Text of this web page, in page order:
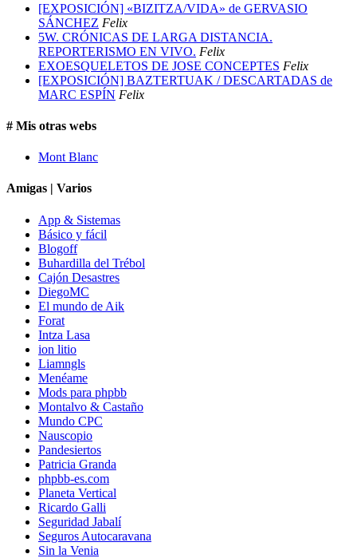
[EXPOSICIÓN] «BIZITZA/VIDA» de GERVASIO
SÁNCHEZ Felix
5W. CRÓNICAS DE LARGA DISTANCIA.
REPORTERISMO EN VIVO. Felix
EXOESQUELETOS DE JOSE CONCEPTES Felix
[EXPOSICIÓN] BAZTERTUAK / DESCARTADAS de
MARC ESPÍN Felix
# Mis otras webs
Mont Blanc
Amigas | Varios
App & Sistemas
Básico y fácil
Blogoff
Buhardilla del Trébol
Cajón Desastres
DiegoMC
El mundo de Aik
Forat
Intza Lasa
ion litio
Liamngls
Menéame
Mods para phpbb
Montalvo & Castaño
Mundo CPC
Nauscopio
Pandesiertos
Patricia Granda
phpbb-es.com
Planeta Vertical
Ricardo Galli
Seguridad Jabalí
Seguros Autocaravana
Sin la Venia